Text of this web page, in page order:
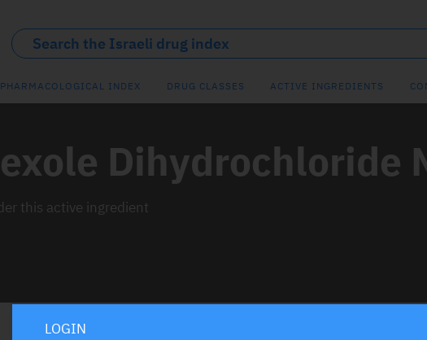
PHARMACOLOGICAL INDEX DRUG CLASSES ACTIVE INGREDIENTS
Dihydrochloride
this active ingredient
LOGIN